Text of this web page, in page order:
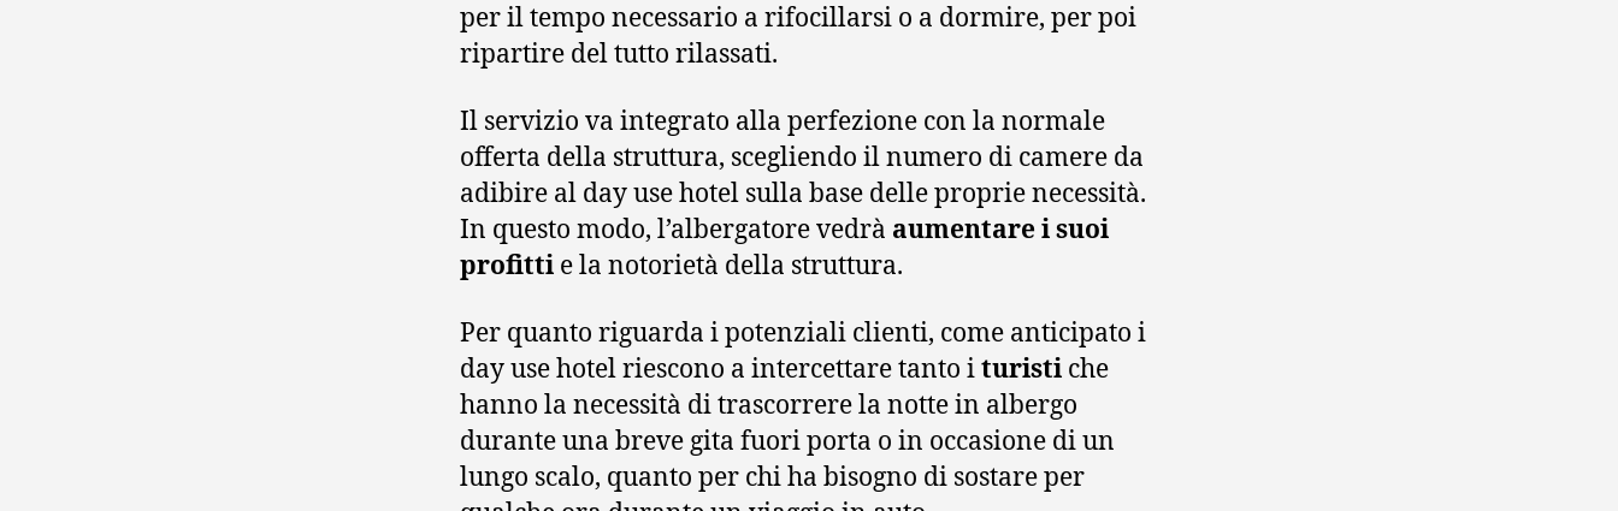
per il tempo necessario a rifocillarsi o a dormire, per poi
ripartire del tutto rilassati.
Il servizio va integrato alla perfezione con la normale
offerta della struttura, scegliendo il numero di camere da
adibire al day use hotel sulla base delle proprie necessità.
In questo modo, l’albergatore vedrà aumentare i suoi
profitti e la notorietà della struttura.
Per quanto riguarda i potenziali clienti, come anticipato i
day use hotel riescono a intercettare tanto ituristi che
hanno la necessità di trascorrere la notte in albergo
durante una breve gita fuori porta o in occasione di un
lungo scalo, quanto per chi ha bisogno di sostare per